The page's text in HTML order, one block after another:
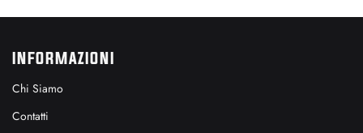
INFORMAZIONI
Chi Siamo
Contatti